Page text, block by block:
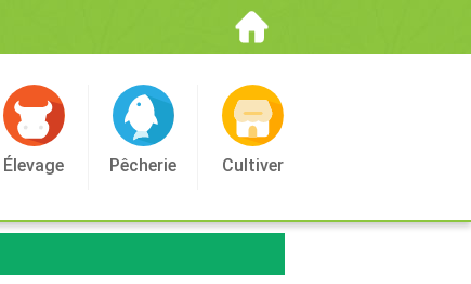
Élevage Pêcherie Cultiver